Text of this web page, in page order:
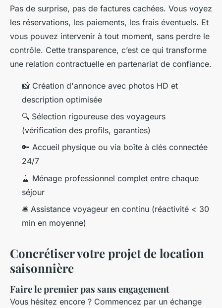
Pas de surprise, pas de factures cachées. Vous voyez
les réservations, les paiements, les frais éventuels. Et
vous pouvez intervenir à tout moment, sans perdre le
contrôle. Cette transparence, c’est ce qui transforme
une relation contractuelle en partenariat de confiance.
📸 Création d'annonce avec photos HD et
description optimisée
🔍 Sélection rigoureuse des voyageurs
(vérification des profils, garanties)
🔑 Accueil physique ou via boîte à clés connectée
24/7
🧹 Ménage professionnel complet entre chaque
séjour
🛎️ Assistance voyageur en continu (réactivité < 30
min en moyenne)
Concrétiser votre projet de location
saisonnière
Faire le premier pas sans engagement
Vous hésitez encore ? Commencez par un échange